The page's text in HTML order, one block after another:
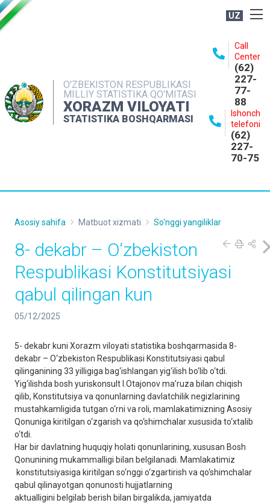
UZ
O'ZBEKISTON RESPUBLIKASI
MILLIY STATISTIKA QO'MITASI
XORAZM VILOYATI
STATISTIKA BOSHQARMASI
Call
Center
(62)
227-
77-
88
Ishonch
telefoni
(62)
227-
70-75
NASHRLAR
INTERAKTIV XIZMATLAR
MATBUOT XIZMATI
Asosiy sahifa Matbuot xizmati So'nggi yangiliklar
8- dekabr – O‘zbekiston
Respublikasi Konstitutsiyasi
qabul qilingan kun
05/12/2025
5- dekabr kuni Xorazm viloyati statistika boshqarmasida 8-
dekabr – O‘zbekiston Respublikasi Konstitutsiyasi qabul
qilinganining 33 yilligiga bag‘ishlangan yig‘ilish bo‘lib o‘tdi.
Yig‘ilishda bosh yuriskonsult I.Otajonov ma’ruza bilan chiqish
qilib, Konstitutsiya va qonunlarning davlatchilik negizlarining
mustahkamligida tutgan o‘rni va roli, mamlakatimizning Asosiy
Qonuniga kiritilgan o‘zgarish va qo‘shimchalar xususida to‘xtalib
o‘tdi.
Har bir davlatning huquqiy holati qonunlarining, xususan Bosh
Qonunining mukammalligi bilan belgilanadi. Mamlakatimiz
konstitutsiyasiga kiritilgan so‘nggi o‘zgartirish va qo‘shimchalar
qabul qilinayotgan qonunosti hujjatlarning
aktualligini belgilab berish bilan birgalikda, jamiyatda